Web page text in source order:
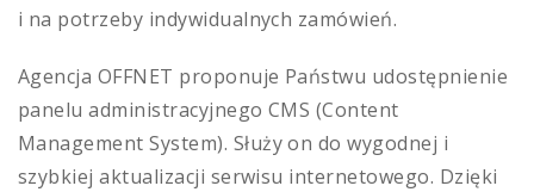
i na potrzeby indywidualnych zamówień.
Agencja OFFNET proponuje Państwu udostępnienie
panelu administracyjnego CMS (Content
Management System). Służy on do wygodnej i
szybkiej aktualizacji serwisu internetowego. Dzięki